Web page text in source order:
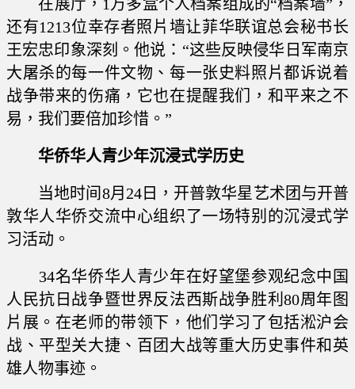
在展厅，1万多盒个人档案组成的“档案墙”，
还有1213位幸存者照片墙让菲华联谊总会秘书长
王宏忠印象深刻。他说：“这些反映侵华日军南京
大屠杀的每一件文物、每一张史料照片都诉说着
战争带来的伤痛，它也在提醒我们，和平来之不
易，我们要倍加珍惜。”
华侨华人青少年沉浸式学历史
当地时间8月24日，开普敦华星艺术团与开普
敦华人华侨交流中心组织了一场特别的沉浸式学
习活动。
34名华侨华人青少年在好望堡参观纪念中国
人民抗日战争暨世界反法西斯战争胜利80周年图
片展。在老师的带领下，他们学习了包括淞沪会
战、平型关大捷、百团大战等重大历史事件和英
雄人物事迹。